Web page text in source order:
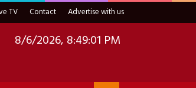
TV Contact Advertise with us
8/6/2026, 8:49:02 PM